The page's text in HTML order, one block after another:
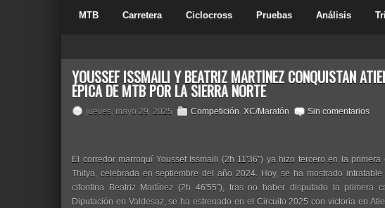
MTB Carretera Ciclocross Pruebas Análisis
YOUSSEF ISSMAILI Y BEATRIZ MARTÍNEZ CONQUISTAN
ÉPICA DE MTB POR LA SIERRA NORTE
jueves, mayo 29, 2025 Competición, XC/Maratón Sin comentarios
El corredor marroquí Youssef Issmaili (2h 11'36") ya hizo tercero en la
Thitya, celebrada en septiembre del año 2024. Hoy, se ha mostrado
cifontina Beatriz Martínez (2h 46'55"), tras no haber disputado la primera
Diputación en Valdesaz, se ha estrenado en el Circuito 2025 con victoria en